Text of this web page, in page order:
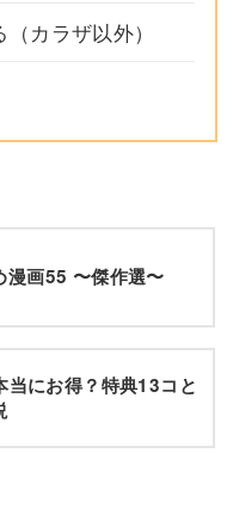
カラザ以外）
漫画55 〜傑作選〜
にお得？特典13コと